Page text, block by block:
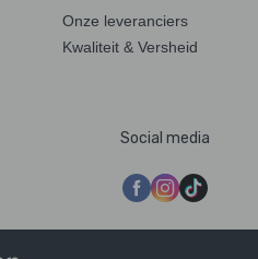
Onze leveranciers
Kwaliteit & Versheid
Social media